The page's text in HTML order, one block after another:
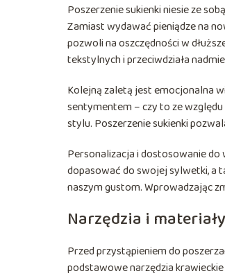
Poszerzenie sukienki niesie ze
Zamiast wydawać pieniądze na
pozwoli na oszczędności w
tekstylnych i przeciwdziała
Kolejną zaletą jest emocjonalna
sentymentem – czy to ze
stylu. Poszerzenie sukienki
Personalizacja i dostosowanie
dopasować do swojej sylwetki, a
naszym gustom. Wprowadzając
Narzędzia i
Przed przystąpieniem do
podstawowe narzędzia krawieckie